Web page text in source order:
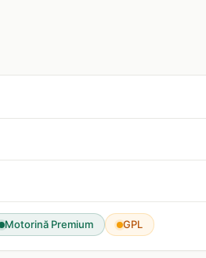
Motorină Premium GPL